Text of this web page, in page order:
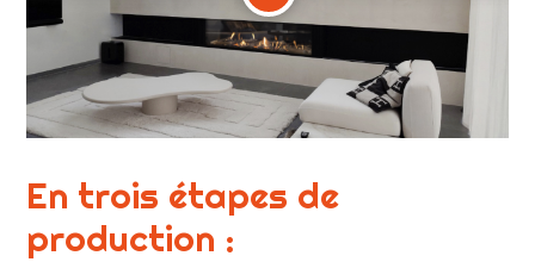
En trois étapes de
production :